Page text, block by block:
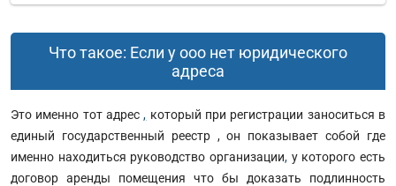
Что такое: Если у ооо нет юридического
адреса
Это именно тот адрес, который при регистрации заноситься в
единый государственный реестр , он показывает собой где
именно находиться руководство организации, у которого есть
договор аренды помещения что бы доказать подлинность